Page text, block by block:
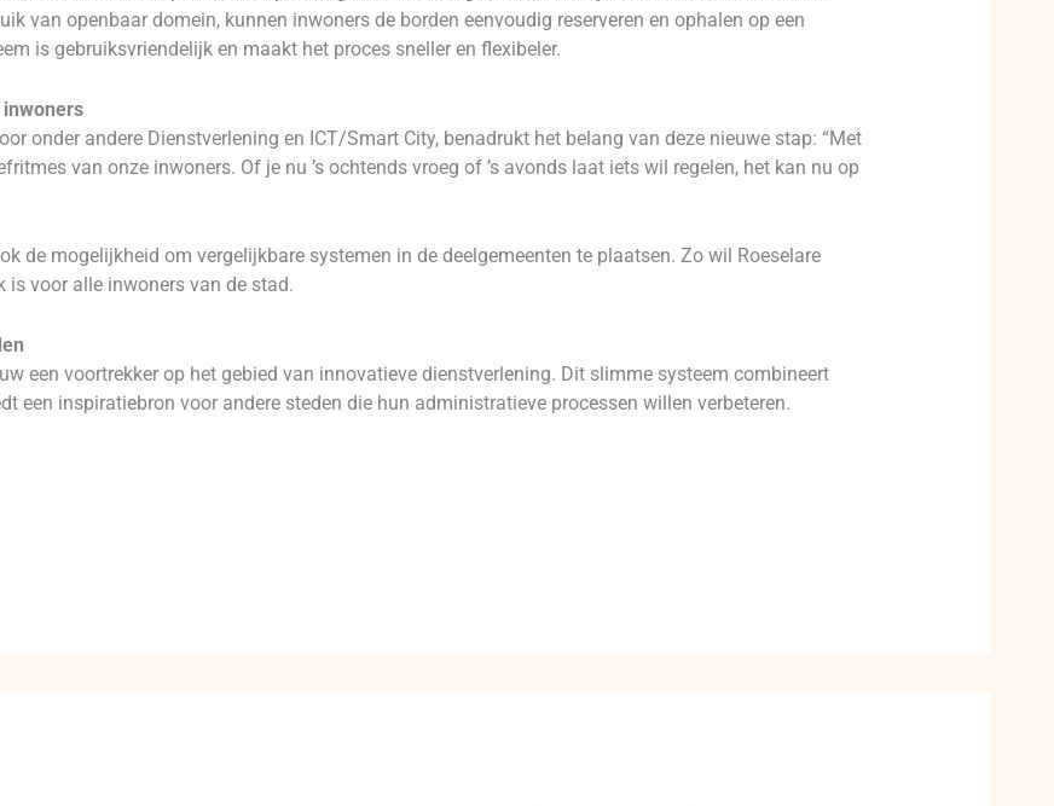
van openbaar domein, kunnen inwoners de borden eenvoudig reserveren en ophalen op een
is gebruiksvriendelijk en maakt het proces sneller en flexibeler.
onder andere Dienstverlening en ICT/Smart City, benadrukt het belang van deze nieuwe stap: “Met
van onze inwoners. Of je nu ’s ochtends vroeg of ’s avonds laat iets wil regelen, het kan nu op
de mogelijkheid om vergelijkbare systemen in de deelgemeenten te plaatsen. Zo wil Roeselare
is voor alle inwoners van de stad.
een voortrekker op het gebied van innovatieve dienstverlening. Dit slimme systeem combineert
een inspiratiebron voor andere steden die hun administratieve processen willen verbeteren.